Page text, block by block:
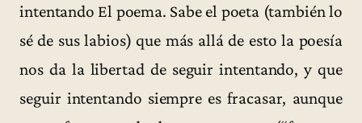
intentando El poema. Sabe el poeta (también lo
sé de sus labios) que más allá de esto la poesía
nos da la libertad de seguir intentando, y que
seguir intentando siempre es fracasar, aunque